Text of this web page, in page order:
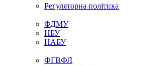
Регуляторна політика
ФДМУ
НБУ
НАБУ
ФГВФЛ